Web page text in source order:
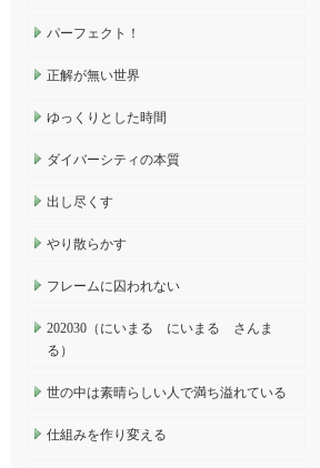
パーフェクト！
正解が無い世界
ゆっくりとした時間
ダイバーシティの本質
出し尽くす
やり散らかす
フレームに囚われない
202030（にいまる にいまる さんま
る）
世の中は素晴らしい人で満ち溢れている
仕組みを作り変える